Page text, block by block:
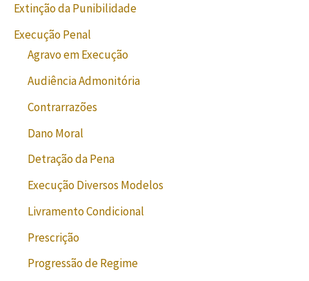
Extinção da Punibilidade
Execução Penal
Agravo em Execução
Audiência Admonitória
Contrarrazões
Dano Moral
Detração da Pena
Execução Diversos Modelos
Livramento Condicional
Prescrição
Progressão de Regime